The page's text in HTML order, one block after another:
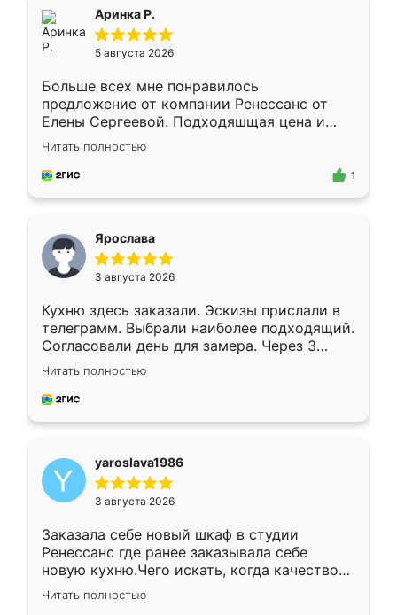
Аринка Р.
5 августа 2026
Больше всех мне понравилось
предложение от компании Ренессанс от
Елены Сергеевой. Подходяшщая цена и
короткие сроки изготовления. Приехавший
для замера сотрудник Владислав
предложил по моему эскизу самый
Читать полностью
1
Ярослава
3 августа 2026
Кухню здесь заказали. Эскизы прислали в
телеграмм. Выбрали наиболее подходящий.
Согласовали день для замера. Через 3
недели кухня была уже готова. Остались
довольны работой. Спасибо Ренессанс
мебель за качественную работу!
Читать полностью
yaroslava1986
3 августа 2026
Заказала себе новый шкаф в студии
Ренессанс где ранее заказывала себе
новую кухню.Чего искать, когда качеством
вполне довольна. Служит кухня уже почти
два года, нареканий нет.
Читать полностью